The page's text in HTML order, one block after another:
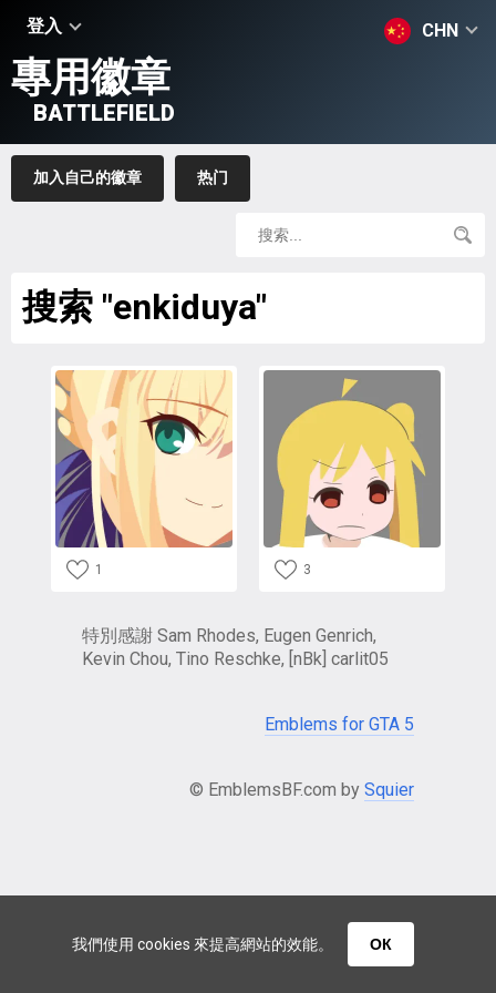
我們使用 cookies 來提高網站的效能。 ОК
登入 CHN
專用徽章
BATTLEFIELD
加入自己的徽章 热门
搜索 "enkiduya"
1 3
特別感謝 Sam Rhodes, Eugen Genrich,
Kevin Chou, Tino Reschke, [nBk] carlit05
Emblems for GTA 5
© EmblemsBF.com by Squier